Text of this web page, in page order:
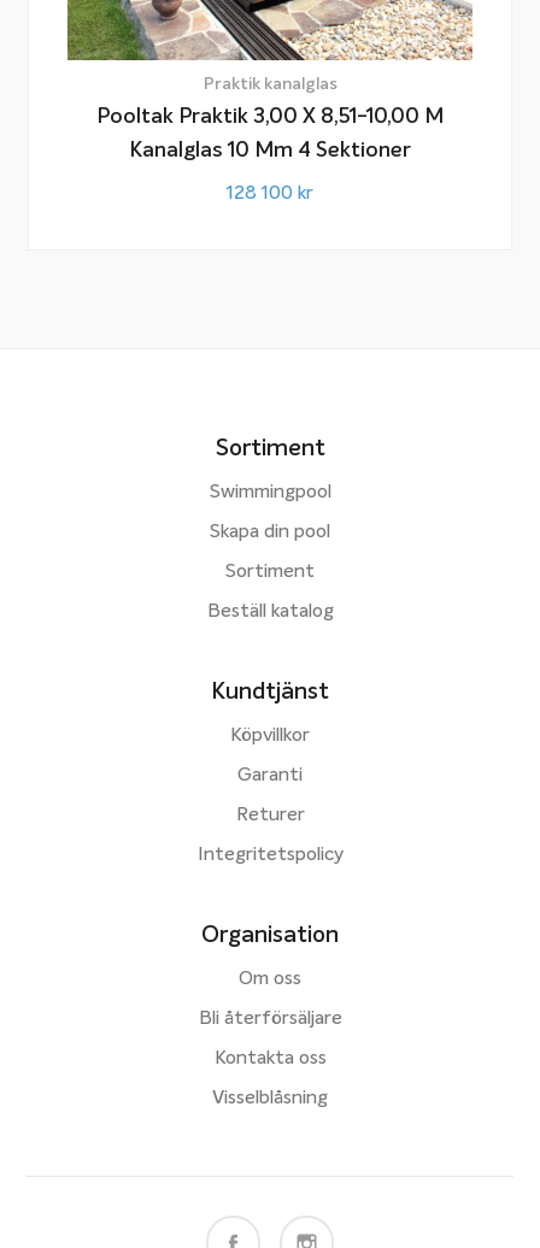
Praktik kanalglas
Pooltak Praktik 3,00 X 8,51-10,00 M
Kanalglas 10 Mm 4 Sektioner
128 100 kr
Sortiment
Swimmingpool
Skapa din pool
Sortiment
Beställ katalog
Kundtjänst
Köpvillkor
Garanti
Returer
Integritetspolicy
Organisation
Om oss
Bli återförsäljare
Kontakta oss
Visselblåsning